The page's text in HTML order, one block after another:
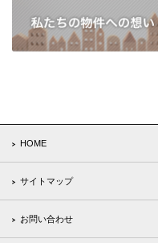
HOME
サイトマップ
お問い合わせ